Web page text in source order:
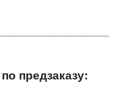
предзаказу: